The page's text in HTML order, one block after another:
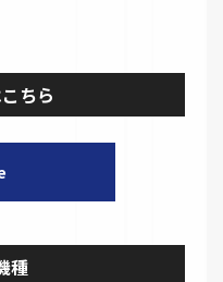
ちら
種